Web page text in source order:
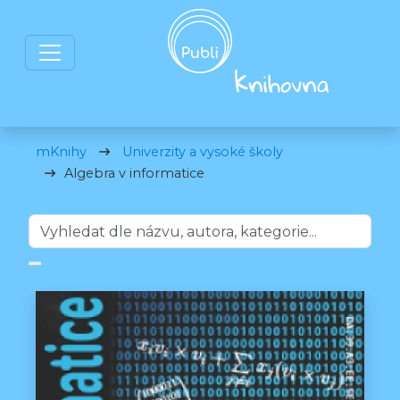
mKnihy
Univerzity a vysoké školy
Algebra v informatice